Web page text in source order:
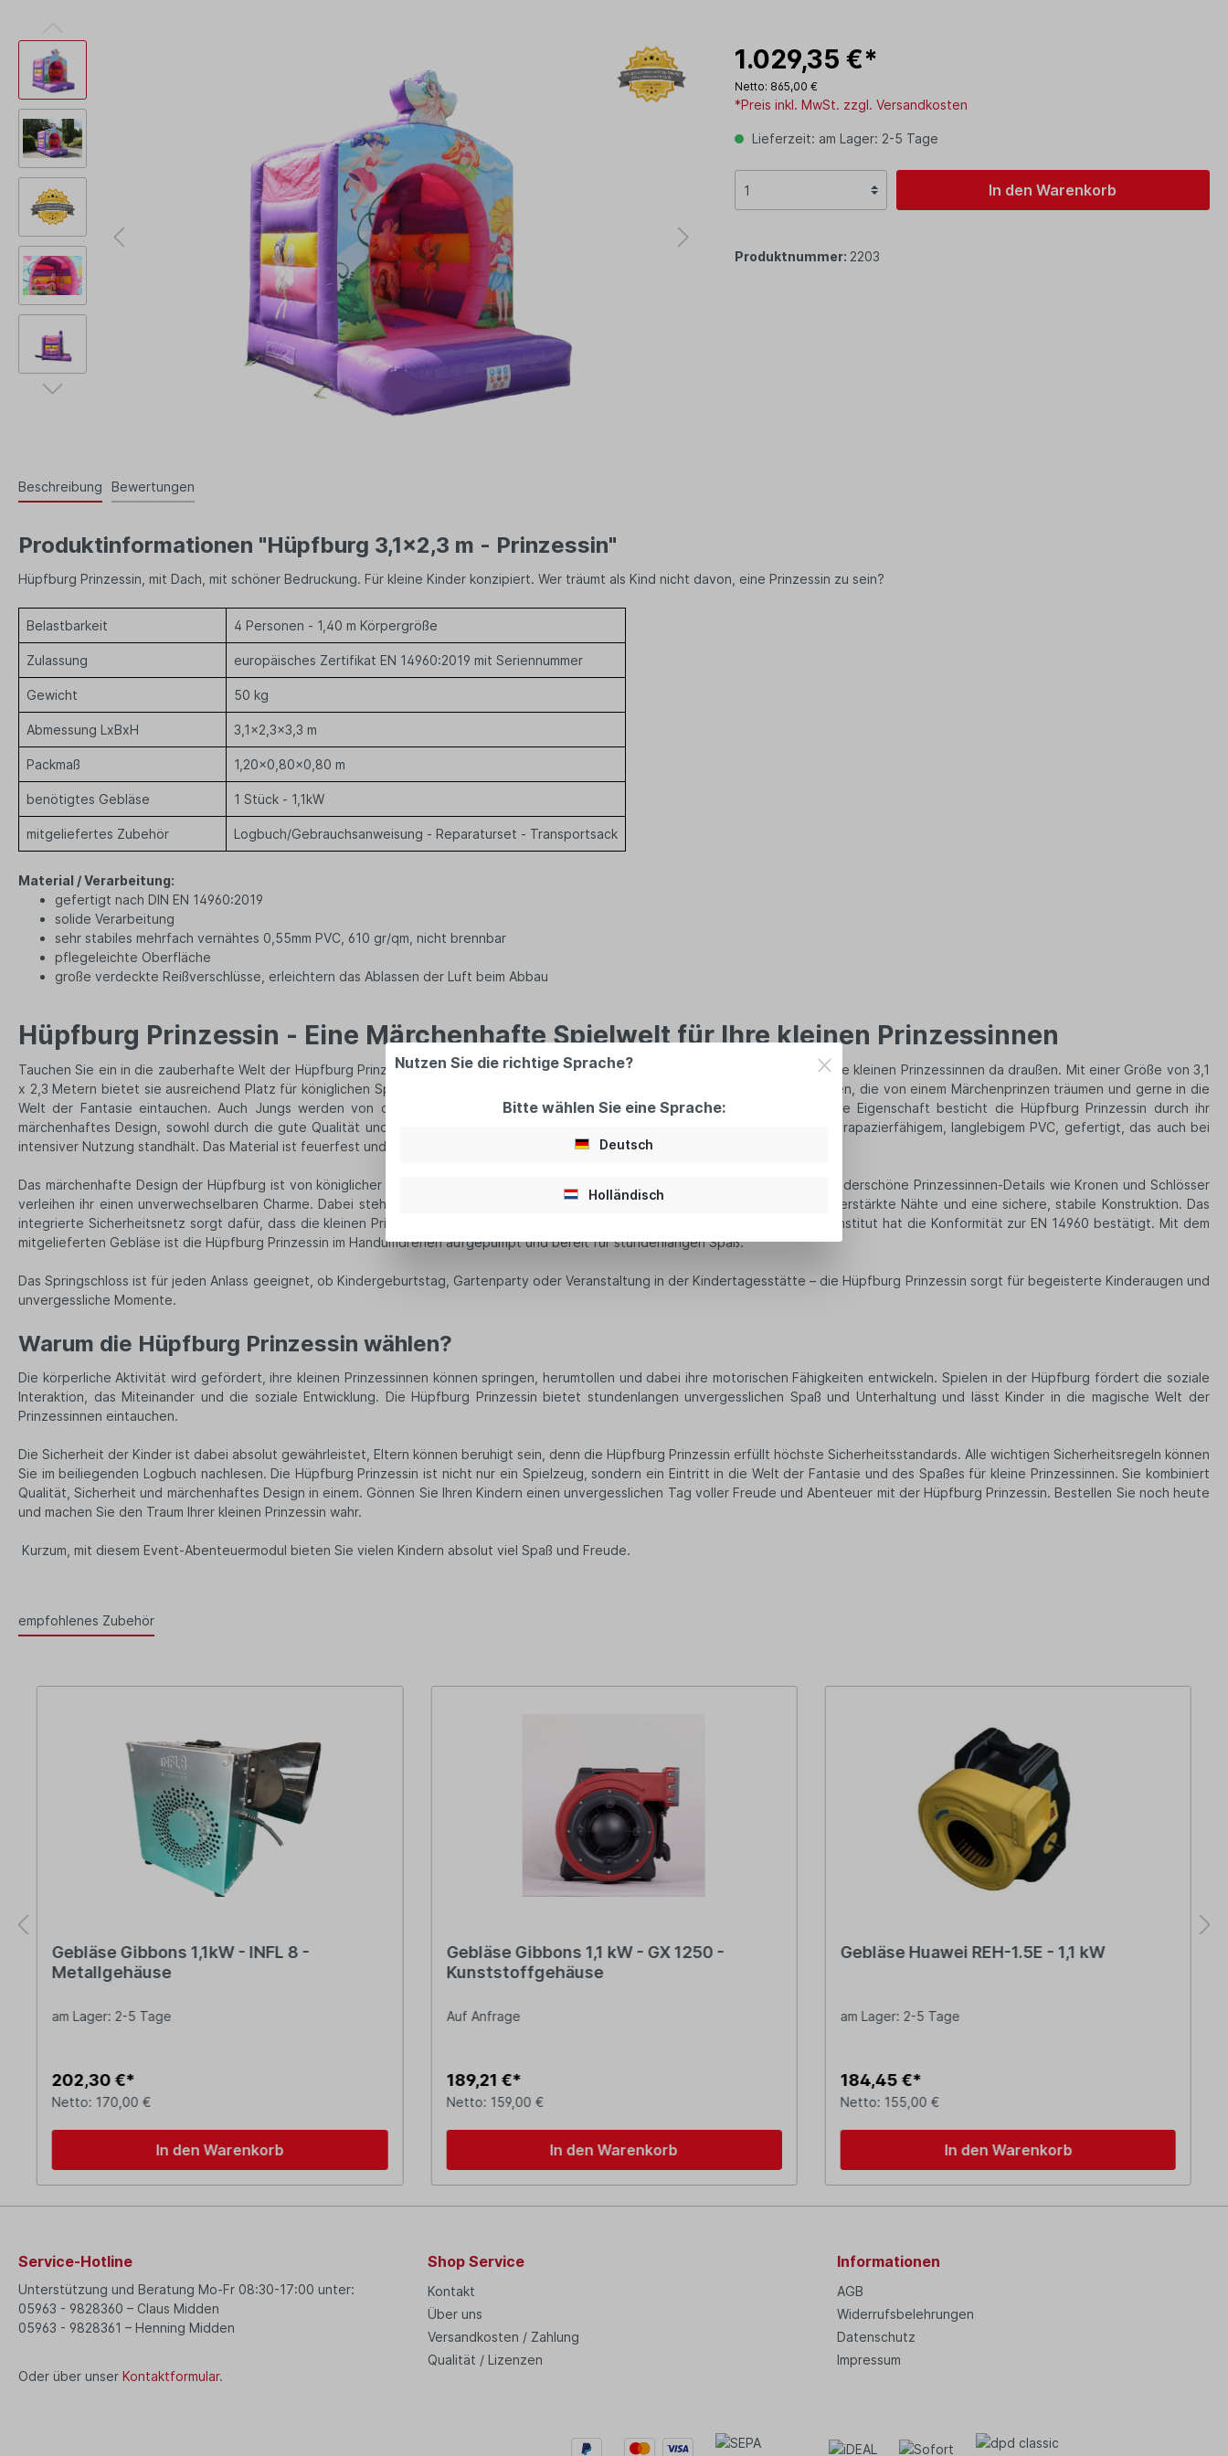
1.029,35 €*
Netto: 865,00 €
*Preis inkl. MwSt. zzgl. Versandkosten
Lieferzeit: am Lager: 2-5 Tage
In den Warenkorb
Produktnummer: 2203
Beschreibung Bewertungen
Produktinformationen "Hüpfburg 3,1x2,3 m - Prinzessin"
Hüpfburg Prinzessin, mit Dach, mit schöner Bedruckung. Für kleine Kinder konzipiert. Wer träumt als Kind nicht davon, eine Prinzessin zu sein?
Belastbarkeit 4 Personen - 1,40 m Körpergröße
Zulassung europäisches Zertifikat EN 14960:2019 mit Seriennummer
Gewicht 50 kg
Abmessung LxBxH 3,1x2,3x3,3 m
Packmaß 1,20x0,80x0,80 m
benötigtes Gebläse 1 Stück - 1,1kW
mitgeliefertes Zubehör Logbuch/Gebrauchsanweisung - Reparaturset - Transportsack
Material / Verarbeitung:
gefertigt nach DIN EN 14960:2019
solide Verarbeitung
sehr stabiles mehrfach vernähtes 0,55mm PVC, 610 gr/qm, nicht brennbar
pflegeleichte Oberfläche
große verdeckte Reißverschlüsse, erleichtern das Ablassen der Luft beim Abbau
Hüpfburg Prinzessin - Eine Märchenhafte Spielwelt für Ihre kleinen Prinzessinnen
Tauchen Sie ein in die zauberhafte Welt der Hüpfburg Prinzessin! Unsere Hüpfburg "Prinzessin" ist ein wahr gewordener Traum für alle kleinen Prinzessinnen da draußen. Mit einer Größe von 3,1
x 2,3 Metern bietet sie ausreichend Platz für königlichen Spaß und Abenteuer. Diese Hüpfburg wurde speziell für Mädchen entworfen, die von einem Märchenprinzen träumen und gerne in die
Welt der Fantasie eintauchen. Auch Jungs werden von diesem Spielgerät begeistert sein, und gerne mitmachen. Als besondere Eigenschaft besticht die Hüpfburg Prinzessin durch ihr
märchenhaftes Design, sowohl durch die gute Qualität und Sicherheit. Die Hüpfburg Prinzessin ist aus besonders hochwertigem, strapazierfähigem, langlebigem PVC, gefertigt, das auch bei
intensiver Nutzung standhält. Das Material ist feuerfest und sehr belastbar. Die Erdanker sorgen für zusätzliche Sicherheit.
Das märchenhafte Design der Hüpfburg ist von königlicher Eleganz geprägt. Rosa und Lila dominieren das Erscheinungsbild, und wunderschöne Prinzessinnen-Details wie Kronen und Schlösser
verleihen ihr einen unverwechselbaren Charme. Dabei steht die Sicherheit an erster Stelle. Die Hüpfburg Prinzessin verfügt über verstärkte Nähte und eine sichere, stabile Konstruktion. Das
integrierte Sicherheitsnetz sorgt dafür, dass die kleinen Prinzessinnen beim Toben nicht herausfallen können. Ein niederländisches Institut hat die Konformität zur EN 14960 bestätigt. Mit dem
mitgelieferten Gebläse ist die Hüpfburg Prinzessin im Handumdrehen aufgepumpt und bereit für stundenlangen Spaß.
Das Springschloss ist für jeden Anlass geeignet, ob Kindergeburtstag, Gartenparty oder Veranstaltung in der Kindertagesstätte – die Hüpfburg Prinzessin sorgt für begeisterte Kinderaugen und
unvergessliche Momente.
Warum die Hüpfburg Prinzessin wählen?
Die körperliche Aktivität wird gefördert, ihre kleinen Prinzessinnen können springen, herumtollen und dabei ihre motorischen Fähigkeiten entwickeln. Spielen in der Hüpfburg fördert die soziale
Interaktion, das Miteinander und die soziale Entwicklung. Die Hüpfburg Prinzessin bietet stundenlangen unvergesslichen Spaß und Unterhaltung und lässt Kinder in die magische Welt der
Prinzessinnen eintauchen.
Die Sicherheit der Kinder ist dabei absolut gewährleistet, Eltern können beruhigt sein, denn die Hüpfburg Prinzessin erfüllt höchste Sicherheitsstandards. Alle wichtigen Sicherheitsregeln können
Sie im beiliegenden Logbuch nachlesen. Die Hüpfburg Prinzessin ist nicht nur ein Spielzeug, sondern ein Eintritt in die Welt der Fantasie und des Spaßes für kleine Prinzessinnen. Sie kombiniert
Qualität, Sicherheit und märchenhaftes Design in einem. Gönnen Sie Ihren Kindern einen unvergesslichen Tag voller Freude und Abenteuer mit der Hüpfburg Prinzessin. Bestellen Sie noch heute
und machen Sie den Traum Ihrer kleinen Prinzessin wahr.
Kurzum, mit diesem Event-Abenteuermodul bieten Sie vielen Kindern absolut viel Spaß und Freude.
empfohlenes Zubehör
Gebläse Gibbons 1,1kW - INFL 8 -
Metallgehäuse
am Lager: 2-5 Tage
202,30 €*
Netto: 170,00 €
In den Warenkorb
Gebläse Gibbons 1,1 kW - GX 1250 -
Kunststoffgehäuse
Auf Anfrage
189,21 €*
Netto: 159,00 €
In den Warenkorb
Gebläse Huawei REH-1.5E - 1,1 kW
am Lager: 2-5 Tage
184,45 €*
Netto: 155,00 €
In den Warenkorb
Service-Hotline
Unterstützung und Beratung Mo-Fr 08:30-17:00 unter:
05963 - 9828360 – Claus Midden
05963 - 9828361 – Henning Midden
Oder über unser Kontaktformular.
Shop Service
Kontakt
Über uns
Versandkosten / Zahlung
Qualität / Lizenzen
Informationen
AGB
Widerrufsbelehrungen
Datenschutz
Impressum
Nutzen Sie die richtige Sprache?
Bitte wählen Sie eine Sprache:
Deutsch
Holländisch